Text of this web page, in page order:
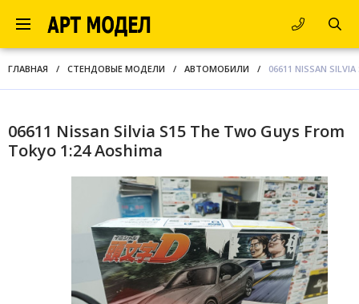
ГЛАВНАЯ / СТЕНДОВЫЕ МОДЕЛИ / АВТОМОБИЛИ / 06611 NISSAN
06611 Nissan Silvia S15 The Two Guys From
Tokyo 1:24 Aoshima